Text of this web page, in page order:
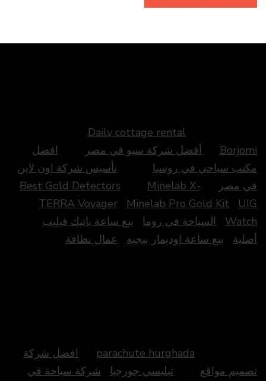
Daily cottage rental
Borjomi
أفضل شركة سيو في مصر
افضل
مكتب سياحي في روسيا
تأسيس شركة اون لاين
في مصر
Best Gold Detectors
Minelab X-
TERRA Voyager
Minelab Pro Gold Kit
UIG
Watch
السياحة في روما
بيع ساعة باتيك فيليب
أصلية
بيع ساعة اوديمار بيجيه عمال نظافة
parachute hurghada
افضل شركة
تصميم مواقع
تبليسي جورجيا
شركة سياحة في